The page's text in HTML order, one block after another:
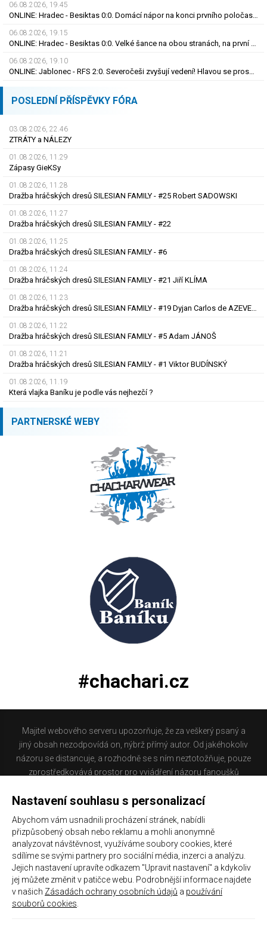
06.08.2026, 19.45
ONLINE: Hradec - Besiktas 0:0. Domácí nápor na konci prvního poločasu, branka zatím nepadla
06.08.2026, 19.15
ONLINE: Hradec - Besiktas 0:0. Velké šance na obou stranách, na první gól se zatím čeká
06.08.2026, 19.10
ONLINE: Jablonec - RFS 2:0. Severočeši zvyšují vedení! Hlavou se prosadil Polidar
POSLEDNÍ PŘÍSPĚVKY FÓRA
03.08.2026, 22.46
ZTRÁTY a NÁLEZY
01.08.2026, 11.29
Zápasy GieKSy
01.08.2026, 11.28
Dražba hráčských dresů SILESIAN FAMILY - #25 Robert SADOWSKI
01.08.2026, 11.27
Dražba hráčských dresů SILESIAN FAMILY - #22
01.08.2026, 11.25
Dražba hráčských dresů SILESIAN FAMILY - #6
01.08.2026, 11.24
Dražba hráčských dresů SILESIAN FAMILY - #21 Jiří KLÍMA
01.08.2026, 11.23
Dražba hráčských dresů SILESIAN FAMILY - #19 Dyjan Carlos de AZEVEDO
01.08.2026, 11.22
Dražba hráčských dresů SILESIAN FAMILY - #5 Adam JÁNOŠ
01.08.2026, 11.21
Dražba hráčských dresů SILESIAN FAMILY - #1 Viktor BUDÍNSKÝ
01.08.2026, 11.19
Která vlajka Baníku je podle vás nejhezčí ?
PARTNERSKÉ WEBY
#chachari.cz
Majitel webového serveru upozorňuje, že za veškerý psaný a
jiný obsah nezodpovídá on, nýbrž přímý autor. Od jakéhokoliv
názoru se distancuje, a rozhodně se s ním neztotožňuje, pouze
zprostředkovává prostor pro vyjádření názoru fanoušků
nacházíte obsahuje materiál, který někteří lidé mohou
nejsou dle právní úpravy zákona č. 480/2004 Sb., o některých
službách informační společnosti a o změně některých zákonů
(zákon o některých službách informační společnosti) a
zejména §6 citovaného zákona, odpovědni za příspěvky
návštěvníků těchto stránek.
Galerie|Historie
Nastavení souhlasu s personalizací
Abychom vám usnadnili procházení stránek, nabídli
přizpůsobený obsah nebo reklamu a mohli anonymně
analyzovat návštěvnost, využíváme soubory cookies, které
sdílíme se svými partnery pro sociální média, inzerci a analýzu.
Jejich nastavení upravíte odkazem "Upravit nastavení" a kdykoliv
jej můžete změnit v patičce webu. Podrobnější informace najdete
v našich Zásadách ochrany osobních údajů a používání
souborů cookies